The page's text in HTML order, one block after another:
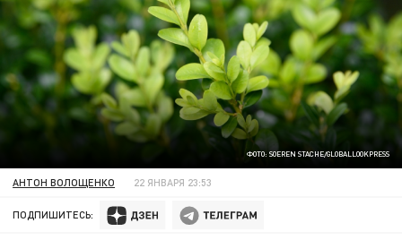
ФОТО: SOEREN STACHE/GLOBALLOOKPRESS
АНТОН ВОЛОЩЕНКО 22 ЯНВАРЯ 23:53
ПОДПИШИТЕСЬ: